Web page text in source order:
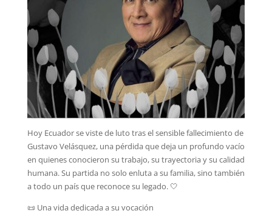
Hoy Ecuador se viste de luto tras el sensible fallecimiento de
Gustavo Velásquez, una pérdida que deja un profundo vacío
en quienes conocieron su trabajo, su trayectoria y su calidad
humana. Su partida no solo enluta a su familia, sino también
a todo un país que reconoce su legado. 🤍
📜 Una vida dedicada a su vocación